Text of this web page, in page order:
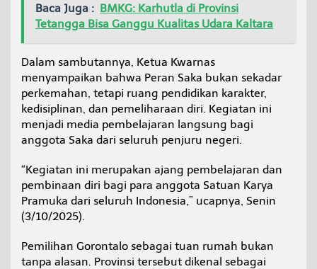
t
i
m
b
n
a
a
n
t
e
r
i
Baca Juga : BMKG: Karhutla di Provinsi
Tetangga Bisa Ganggu Kualitas Udara Kaltara
Dalam sambutannya, Ketua Kwarnas
menyampaikan bahwa Peran Saka bukan sekadar
perkemahan, tetapi ruang pendidikan karakter,
kedisiplinan, dan pemeliharaan diri. Kegiatan ini
menjadi media pembelajaran langsung bagi
anggota Saka dari seluruh penjuru negeri.
“Kegiatan ini merupakan ajang pembelajaran dan
pembinaan diri bagi para anggota Satuan Karya
Pramuka dari seluruh Indonesia,” ucapnya, Senin
(3/10/2025).
Pemilihan Gorontalo sebagai tuan rumah bukan
tanpa alasan. Provinsi tersebut dikenal sebagai